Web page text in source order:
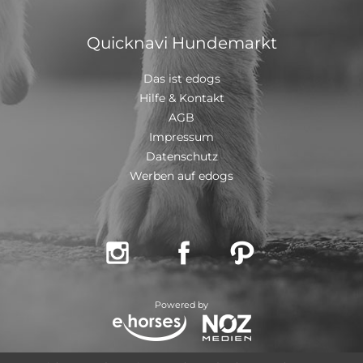
Quicknavi Hundemarkt
Das ist edogs
Hilfe & Kontakt
AGB
Impressum
Datenschutz
Werben auf edogs
  
Powered by